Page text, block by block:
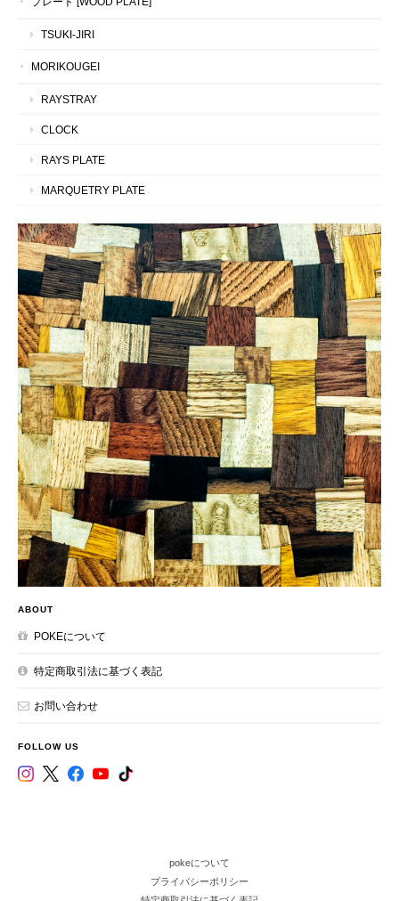
TSUKI-JIRI
MORIKOUGEI
RAYSTRAY
CLOCK
RAYS PLATE
MARQUETRY PLATE
ABOUT
POKEについて
特定商取引法に基づく表記
お問い合わせ
FOLLOW US
pokeについて
プライバシーポリシー